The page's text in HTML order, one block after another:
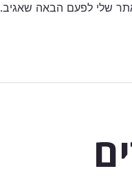
שלי לפעם הבאה שאגיב.